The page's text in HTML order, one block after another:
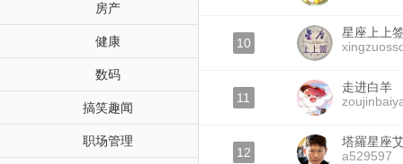
房产
健康
数码
搞笑趣闻
职场管理
10
星座上上
11
走进白羊
12
塔羅星座
a529597